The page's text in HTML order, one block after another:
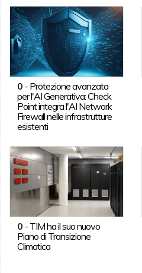
0- Protezione avanzata
per l'AI Generativa: Check
Point integra l'AI Network
Firewall nelle infrastrutture
esistenti
0- TIM ha il suo nuovo
Piano di Transizione
Climatica